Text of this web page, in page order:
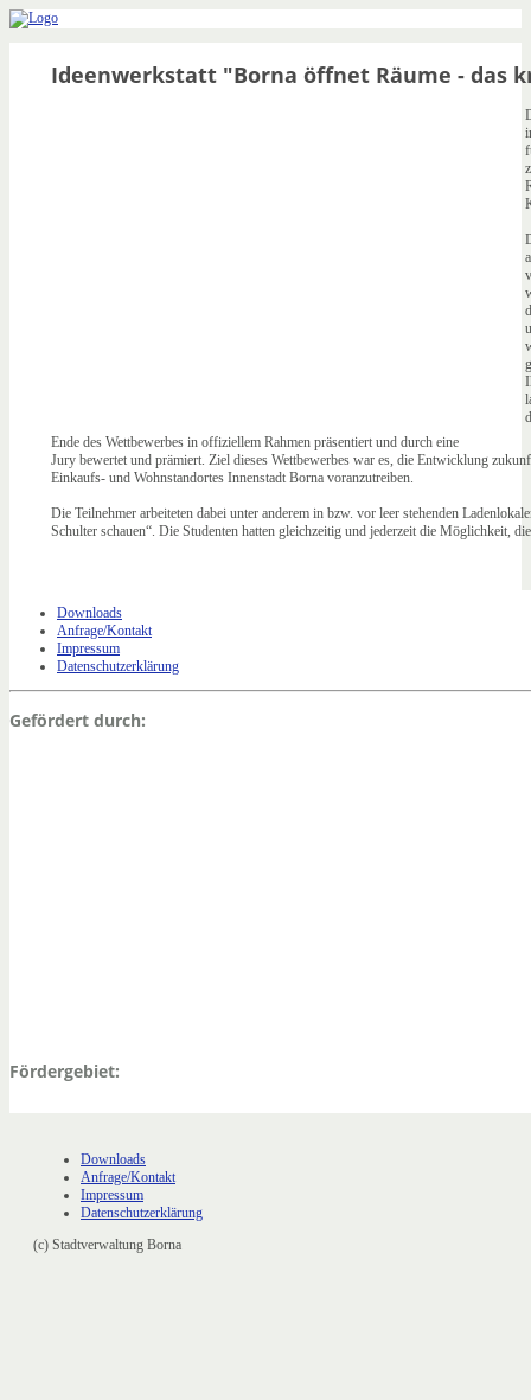
Downloads
Anfrage/Kontakt
Impressum
Datenschutzerklärung
Gefördert durch:
Fördergebiet:
Ideenwerkstatt "Borna öffnet Räume - das
Ende des Wettbewerbes in offiziellem Rahmen präsentiert und durch eine
Jury bewertet und prämiert. Ziel dieses Wettbewerbes war es, die Entwicklung
Einkaufs- und Wohnstandortes Innenstadt Borna voranzutreiben.
Die Teilnehmer arbeiteten dabei unter anderem in bzw. vor leer stehenden
Schulter schauen“. Die Studenten hatten gleichzeitig und jederzeit die Möglichkeit,
Downloads
Anfrage/Kontakt
Impressum
Datenschutzerklärung
(c) Stadtverwaltung Borna